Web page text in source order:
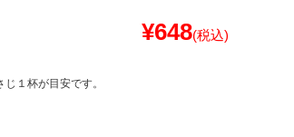
¥648(税込)
１杯が目安です。